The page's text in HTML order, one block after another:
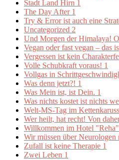
Stadt Land Hirn 1
The Day After 1
Try & Error ist auch eine
Uncategorized 2
Und Morgen der Himalaya!
Vegan oder fast vegan – das
Vergessen ist kein
Volle Schubkraft voraus! 1
Vollgas in
Was denn jetzt?! 1
Was Mein ist, ist Dein. 1
Was nichts kostet ist nichts
Welt-MS-Tag im
Wer heilt, hat recht! Von
Willkommen im Hotel
Wir müssen über Neurologen
Zufall ist keine Therapie 1
Zwei Leben 1